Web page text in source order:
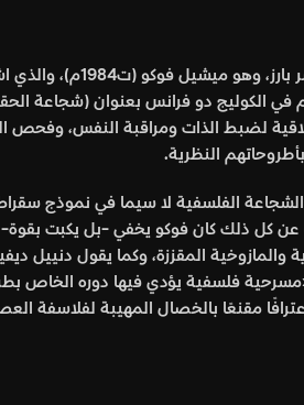
ننتقل إلى
لضبط الذات ومراقبة النفس، وفحص
النظرية.
الفلسفية لا سيما في نموذج
كل ذلك كان فوكو يخفي -بل يكبت بقوة-
والمازوخية المقززة، وكما يقول
فلسفية يؤدي فيها دوره الخاص
واعترافًا مقنعًا بالخصال المهيبة